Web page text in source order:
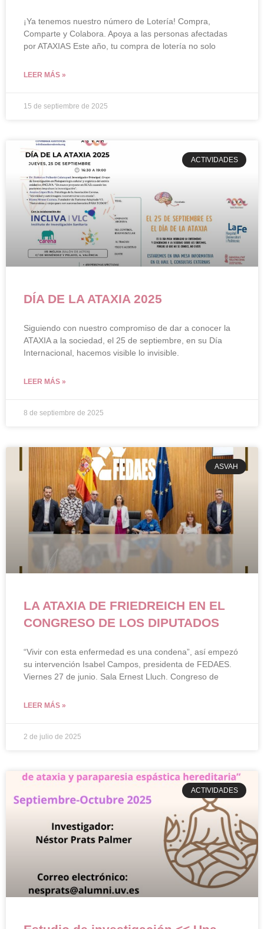
¡Ya tenemos nuestro número de Lotería! Compra,
Comparte y Colabora. Apoya a las personas afectadas
por ATAXIAS Este año, tu compra de lotería no solo
LEER MÁS »
15 de septiembre de 2025
ACTIVIDADES
DÍA DE LA ATAXIA 2025
Siguiendo con nuestro compromiso de dar a conocer la
ATAXIA a la sociedad, el 25 de septiembre, en su Día
Internacional, hacemos visible lo invisible.
LEER MÁS »
8 de septiembre de 2025
ASVAH
LA ATAXIA DE FRIEDREICH EN EL
CONGRESO DE LOS DIPUTADOS
“Vivir con esta enfermedad es una condena”, así empezó
su intervención Isabel Campos, presidenta de FEDAES.
Viernes 27 de junio. Sala Ernest Lluch. Congreso de
LEER MÁS »
2 de julio de 2025
ACTIVIDADES